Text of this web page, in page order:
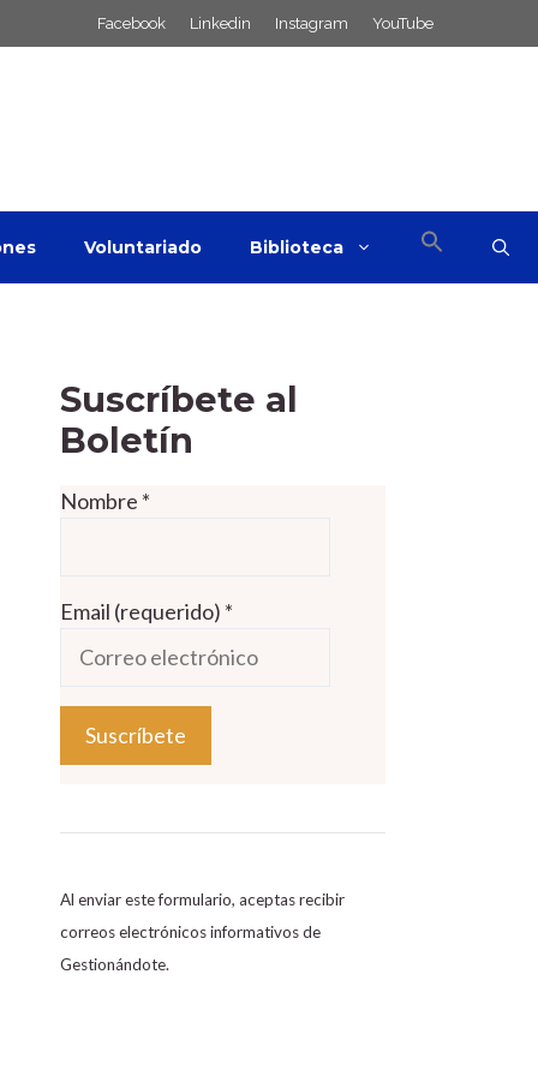
Facebook Linkedin Instagram YouTube
Voluntariado Biblioteca
Suscríbete al
Boletín
Nombre *
Email (requerido) *
o
s
t
a
Al enviar este formulario, aceptas recibir
correos electrónicos informativos de
Gestionándote.